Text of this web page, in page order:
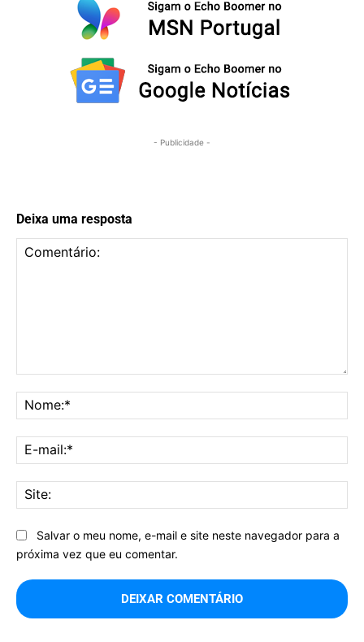
- Publicidade -
Deixa uma resposta
Salvar o meu nome, e-mail e site neste navegador para a
próxima vez que eu comentar.